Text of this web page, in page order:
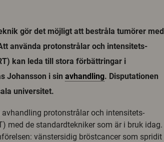
gör det möjligt att bestråla tumörer med
använda protonstrålar och intensitets-
kan leda till stora förbättringar i
Johansson i sin avhandling. Disputationen
universitet.
protonstrålar och intensitets-
med de standardtekniker som är i bruk idag.
vänstersidig bröstcancer som spridit